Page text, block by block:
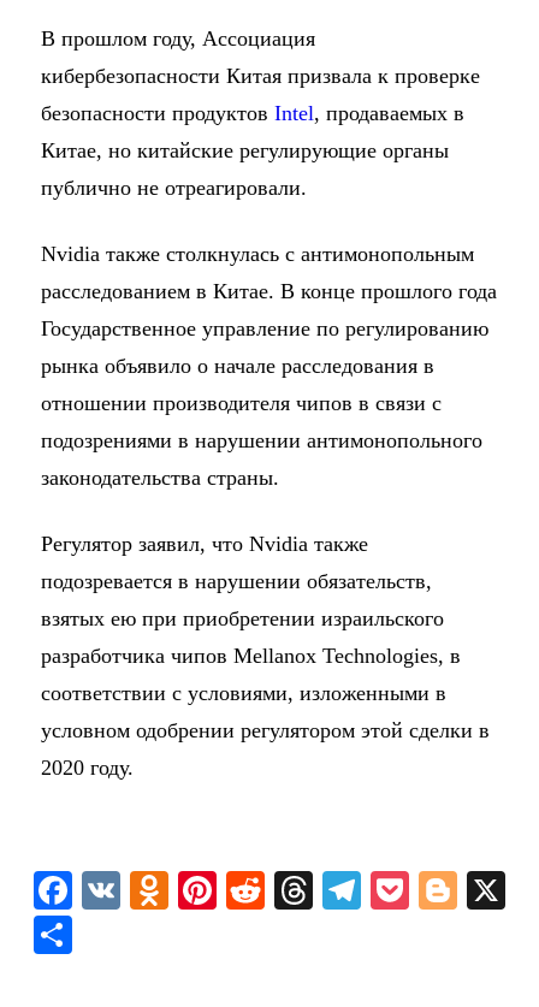
В прошлом году, Ассоциация
кибербезопасности Китая призвала к проверке
безопасности продуктов Intel, продаваемых в
Китае, но китайские регулирующие органы
публично не отреагировали.
Nvidia также столкнулась с антимонопольным
расследованием в Китае. В конце прошлого года
Государственное управление по регулированию
рынка объявило о начале расследования в
отношении производителя чипов в связи с
подозрениями в нарушении антимонопольного
законодательства страны.
Регулятор заявил, что Nvidia также
подозревается в нарушении обязательств,
взятых ею при приобретении израильского
разработчика чипов Mellanox Technologies, в
соответствии с условиями, изложенными в
условном одобрении регулятором этой сделки в
2020 году.
F
a
c
V
O
Pi
R
T
T
P
Bl